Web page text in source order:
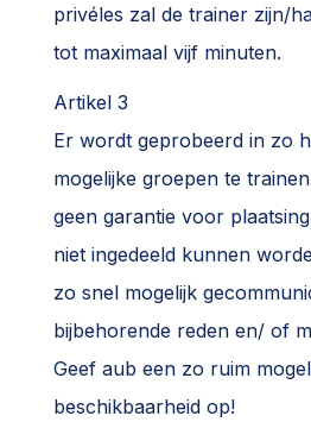
privéles zal de trainer zijn/
tot maximaal vijf minuten.
Artikel 3
Er wordt geprobeerd in zo
mogelijke groepen te
geen garantie voor
niet ingedeeld kunnen
zo snel mogelijk
bijbehorende reden en/ of
Geef aub een zo ruim
beschikbaarheid op!